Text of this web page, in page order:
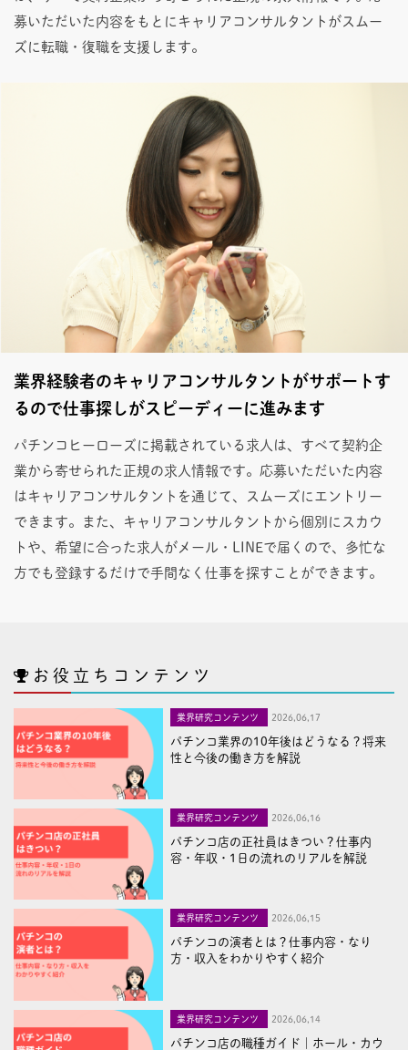
募いただいた内容をもとにキャリアコンサルタントがスムー
ズに転職・復職を支援します。
業界経験者のキャリアコンサルタントがサポートす
るので仕事探しがスピーディーに進みます
パチンコヒーローズに掲載されている求人は、すべて契約企
業から寄せられた正規の求人情報です。応募いただいた内容
はキャリアコンサルタントを通じて、スムーズにエントリー
できます。また、キャリアコンサルタントから個別にスカウ
トや、希望に合った求人がメール・LINEで届くので、多忙な
方でも登録するだけで手間なく仕事を探すことができます。
お役立ちコンテンツ
業界研究コンテンツ 2026,06,17
パチンコ業界の10年後はどうなる？将来
性と今後の働き方を解説
業界研究コンテンツ 2026,06,16
パチンコ店の正社員はきつい？仕事内
容・年収・1日の流れのリアルを解説
業界研究コンテンツ 2026,06,15
パチンコの演者とは？仕事内容・なり
方・収入をわかりやすく紹介
業界研究コンテンツ 2026,06,14
パチンコ店の職種ガイド｜ホール・カウ